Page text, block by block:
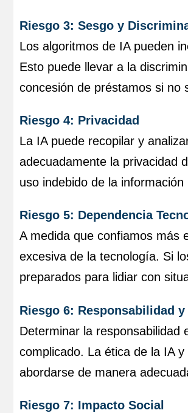
Riesgo 3: Sesgo y
Los algoritmos de IA pueden
Esto puede llevar a la
concesión de préstamos si no
Riesgo 4: Privacidad
La IA puede recopilar y
adecuadamente la privacidad
uso indebido de la información
Riesgo 5: Dependencia
A medida que confiamos más
excesiva de la tecnología. Si
preparados para lidiar con
Riesgo 6: Responsabilidad
Determinar la responsabilidad
complicado. La ética de la IA
abordarse de manera
Riesgo 7: Impacto Social